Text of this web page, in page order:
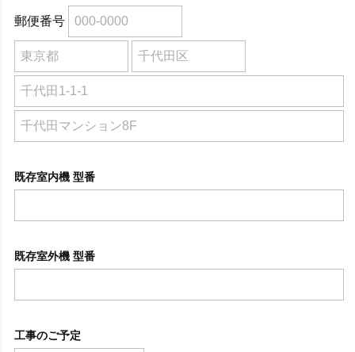
郵便番号
既存室内機 型番
既存室外機 型番
工事のご予定